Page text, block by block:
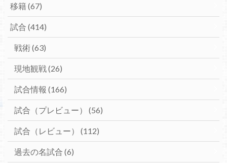
移籍(67)
試合 (414)
戦術(63)
現地観戦(26)
試合情報 (166)
試合（プレビュー） (56)
試合（レビュー） (112)
過去の名試合 (6)